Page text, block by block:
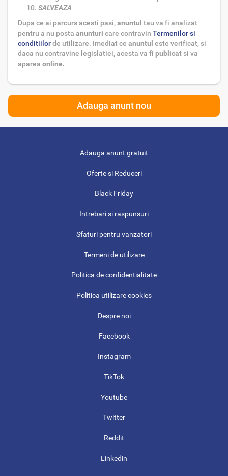
SALVEAZA
Dupa ce ai parcurs acesti pasi,anuntul tau va fi analizat
pentru a nu posta anunturi care contravin Termenilor si
conditiilorde utilizare. Imediat ce anuntul este verificat, si
daca nu contravine legislatiei, acesta va fi publicatsi va
aparea online.
Adauga anunt nou
Adauga anunt gratuit
Oferte si Reduceri
Black Friday
Intrebari si raspunsuri
Sfaturi pentru vanzatori
Termeni de utilizare
Politica de confidentialitate
Politica utilizare cookies
Despre noi
Facebook
Instagram
TikTok
Youtube
Twitter
Reddit
Linkedin